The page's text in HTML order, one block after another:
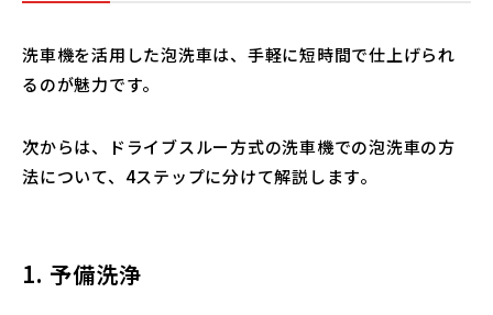
洗車機を活用した泡洗車は、手軽に短時間で仕上げられ
るのが魅力です。
次からは、ドライブスルー方式の洗車機での泡洗車の方
法について、4ステップに分けて解説します。
1. 予備洗浄